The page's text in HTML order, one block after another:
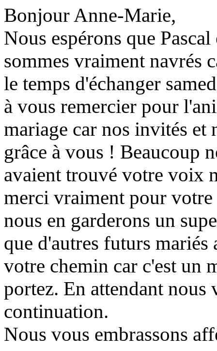
Bonjour Anne-Marie,
Nous espérons que
sommes vraiment navrés
le temps d'échanger
à vous remercier pour
mariage car nos invités
grâce à vous ! Beaucoup
avaient trouvé votre voix
merci vraiment pour
nous en garderons un
que d'autres futurs
votre chemin car c'est un
portez. En attendant nous
continuation.
Nous vous embrassons